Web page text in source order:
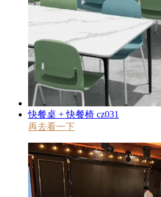
快餐桌 + 快餐椅 cz031
再去看一下